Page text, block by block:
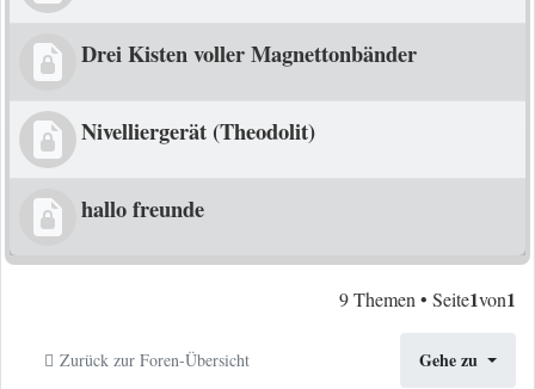
Drei Kisten voller Magnettonbänder
Nivelliergerät (Theodolit)
hallo freunde
9 Themen • Seite1von1
Zurück zur Foren-Übersicht Gehe zu